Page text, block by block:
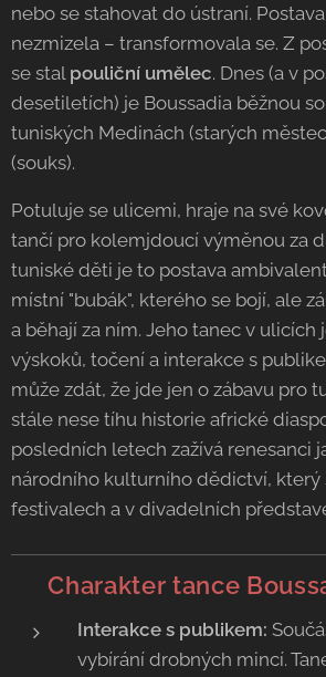
nebo se stahovat do ústraní.
nezmizela – transformovala se. Z
se stal pouliční umělec. Dnes (a v
desetiletích) je Boussadia běžnou
tuniských Medinách (starých
(souks).
Potuluje se ulicemi, hraje na své
tančí pro kolemjdoucí výměnou za
tuniské děti je to postava
místní "bubák", kterého se bojí, ale
a běhají za ním. Jeho tanec v ulicích
výskoků, točení a interakce s
může zdát, že jde jen o zábavu pro
stále nese tíhu historie africké
posledních letech zažívá renesanci
národního kulturního dědictví, který
festivalech a v divadelních
💃 Charakter tance
Interakce s publikem:
vybírání drobných mincí.